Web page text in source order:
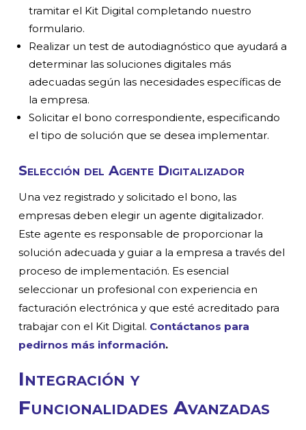
tramitar el Kit Digital completando nuestro
formulario.
Realizar un test de autodiagnóstico que ayudará a
determinar las soluciones digitales más
adecuadas según las necesidades específicas de
la empresa.
Solicitar el bono correspondiente, especificando
el tipo de solución que se desea implementar.
Selección del Agente Digitalizador
Una vez registrado y solicitado el bono, las
empresas deben elegir un agente digitalizador.
Este agente es responsable de proporcionar la
solución adecuada y guiar a la empresa a través del
proceso de implementación. Es esencial
seleccionar un profesional con experiencia en
facturación electrónica y que esté acreditado para
trabajar con el Kit Digital. Contáctanos para
pedirnos más información.
Integración y
Funcionalidades Avanzadas